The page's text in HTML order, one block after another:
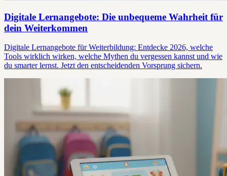
Digitale Lernangebote: Die unbequeme Wahrheit für
dein Weiterkommen
Digitale Lernangebote für Weiterbildung: Entdecke 2026, welche
Tools wirklich wirken, welche Mythen du vergessen kannst und wie
du smarter lernst. Jetzt den entscheidenden Vorsprung sichern.